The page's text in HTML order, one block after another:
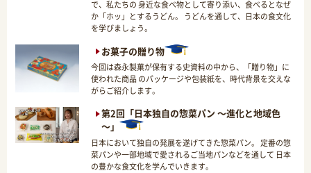
で、私たちの 身近な食べ物として寄り添い、食べるとなぜ
か「ホッ」とするうどん。 うどんを通して、日本の食文化
を学びましょう。
お菓子の贈り物
今回は森永製菓が保有する史資料の中から、「贈り物」に
使われた商品 のパッケージや包装紙を、時代背景を交えな
がらご紹介します。
第2回「日本独自の惣菜パン ～進化と地域色
～」
日本において独自の発展を遂げてきた惣菜パン。 定番の惣
菜パンや一部地域で愛されるご当地パンなどを通して 日本
の豊かな食文化を学んでいきます。